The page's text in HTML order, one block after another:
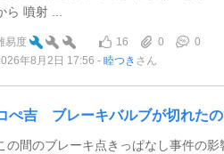
ら 噴射 ...
易度 16 0
0
年8月2日 17:56
睦つき さん
ぺ吉 ブレーキバルブが切れたの
の間のブレーキ点きっぱなし事件の